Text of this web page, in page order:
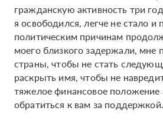
гражданскую активность три
я освободился, легче не стало и
политическим причинам
моего близкого задержали, мне
страны, чтобы не стать
раскрыть имя, чтобы не
тяжелое финансовое положение
обратиться к вам за поддержкой.